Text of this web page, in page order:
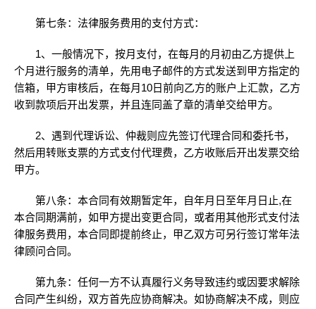
第七条：法律服务费用的支付方式：
1、一般情况下，按月支付，在每月的月初由乙方提供上
个月进行服务的清单，先用电子邮件的方式发送到甲方指定的
信箱，甲方审核后，在每月10日前向乙方的账户上汇款，乙方
收到款项后开出发票，并且连同盖了章的清单交给甲方。
2、遇到代理诉讼、仲裁则应先签订代理合同和委托书，
然后用转账支票的方式支付代理费，乙方收账后开出发票交给
甲方。
第八条：本合同有效期暂定年，自年月日至年月日止,在
本合同期满前，如甲方提出变更合同，或者用其他形式支付法
律服务费用，本合同即提前终止，甲乙双方可另行签订常年法
律顾问合同。
第九条：任何一方不认真履行义务导致违约或因要求解除
合同产生纠纷，双方首先应协商解决。如协商解决不成，则应